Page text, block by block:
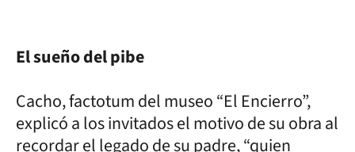
El sueño del pibe
Cacho, factotum del museo “El Encierro”,
explicó a los invitados el motivo de su obra al
recordar el legado de su padre, “quien